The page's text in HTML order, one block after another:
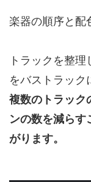
楽器の順序と配
トラックを整
をバストラック
複数のトラック
ンの数を減ら
がります。